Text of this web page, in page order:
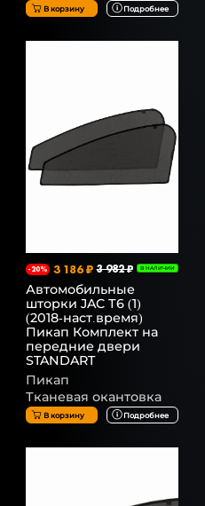
В корзину Подробнее
-20% 3 186 ₽ 3 982 ₽ В НАЛИЧИИ
Автомобильные
шторки JAC Т6 (1)
(2018-наст.время)
Пикап Комплект на
передние двери
STANDART
Пикап
Тканевая окантовка
В корзину Подробнее